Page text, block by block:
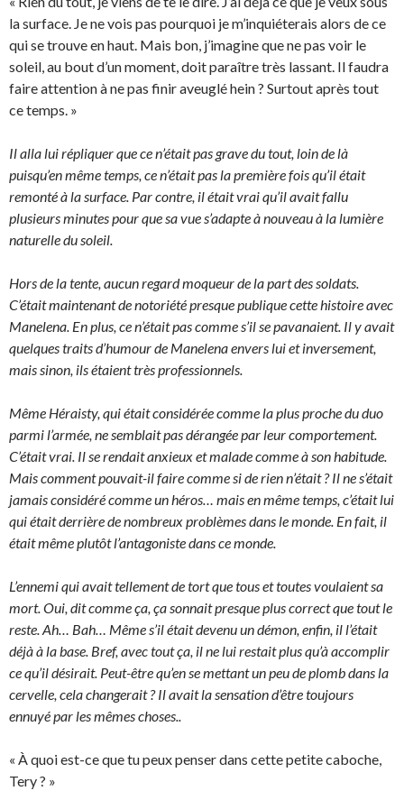
la surface. Je ne vois pas pourquoi je m’inquiéterais alors de ce
qui se trouve en haut. Mais bon, j’imagine que ne pas voir le
soleil, au bout d’un moment, doit paraître très lassant. Il faudra
faire attention à ne pas finir aveuglé hein ? Surtout après tout
ce temps. »
Il alla lui répliquer que ce n’était pas grave du tout, loin de là
puisqu’en même temps, ce n’était pas la première fois qu’il était
remonté à la surface. Par contre, il était vrai qu’il avait fallu
plusieurs minutes pour que sa vue s’adapte à nouveau à la lumière
naturelle du soleil.
Hors de la tente, aucun regard moqueur de la part des soldats.
C’était maintenant de notoriété presque publique cette histoire avec
Manelena. En plus, ce n’était pas comme s’il se pavanaient. Il y avait
quelques traits d’humour de Manelena envers lui et inversement,
mais sinon, ils étaient très professionnels.
Même Héraisty, qui était considérée comme la plus proche du duo
parmi l’armée, ne semblait pas dérangée par leur comportement.
C’était vrai. Il se rendait anxieux et malade comme à son habitude.
Mais comment pouvait-il faire comme si de rien n’était ? Il ne s’était
jamais considéré comme un héros… mais en même temps, c’était lui
qui était derrière de nombreux problèmes dans le monde. En fait, il
était même plutôt l’antagoniste dans ce monde.
L’ennemi qui avait tellement de tort que tous et toutes voulaient sa
mort. Oui, dit comme ça, ça sonnait presque plus correct que tout le
reste. Ah… Bah… Même s’il était devenu un démon, enfin, il l’était
déjà à la base. Bref, avec tout ça, il ne lui restait plus qu’à accomplir
ce qu’il désirait. Peut-être qu’en se mettant un peu de plomb dans la
cervelle, cela changerait ? Il avait la sensation d’être toujours
ennuyé par les mêmes choses..
« À quoi est-ce que tu peux penser dans cette petite caboche,
Tery ? »